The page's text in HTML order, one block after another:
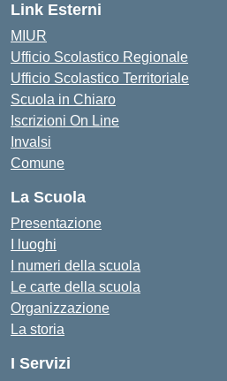
Link Esterni
MIUR
Ufficio Scolastico Regionale
Ufficio Scolastico Territoriale
Scuola in Chiaro
Iscrizioni On Line
Invalsi
Comune
La Scuola
Presentazione
I luoghi
I numeri della scuola
Le carte della scuola
Organizzazione
La storia
I Servizi